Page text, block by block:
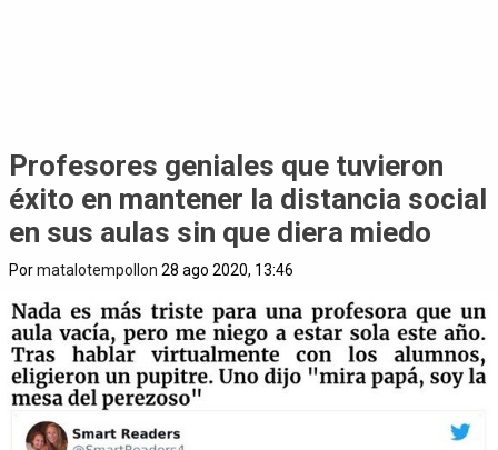
Profesores geniales que tuvieron
éxito en mantener la distancia social
en sus aulas sin que diera miedo
Pormatalotempollon 28 ago 2020, 13:46